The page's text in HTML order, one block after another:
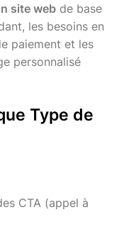
site web de base
les besoins en
paiement et les
personnalisé
Type de
CTA (appel à